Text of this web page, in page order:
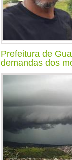
Prefeitura de
demandas dos